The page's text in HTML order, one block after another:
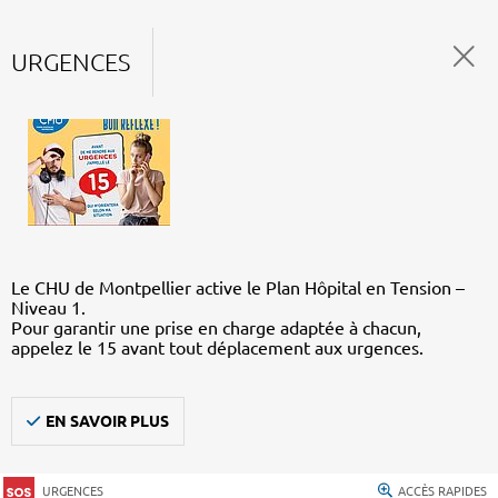
URGENCES
Le CHU de Montpellier active le Plan Hôpital en Tension –
Niveau 1.
Pour garantir une prise en charge adaptée à chacun,
appelez le 15 avant tout déplacement aux urgences.
EN SAVOIR PLUS
URGENCES ACCÈS RAPIDES